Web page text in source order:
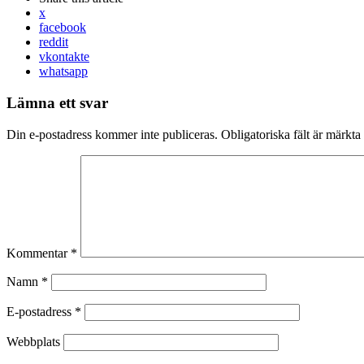
x
facebook
reddit
vkontakte
whatsapp
Lämna ett svar
Din e-postadress kommer inte publiceras. Obligatoriska fält är märkta
Kommentar *
Namn *
E-postadress *
Webbplats